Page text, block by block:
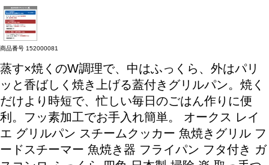
商品番号 152000081
蒸す×焼くのW調理で、中はふっくら、外はパリ
ッと香ばしく焼き上げる蓋付きグリルパン。焼く
だけより時短で、忙しい毎日のごはん作りに便
利。フッ素加工でお手入れ簡単。
オークス レイ
エ グリルパン スチームクッカー 魚焼きグリル フ
ードスチーマー 魚焼き器 フライパン フタ付き ガ